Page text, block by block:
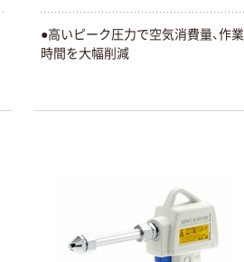
●高いピーク圧力で空気消費量、作業
時間を大幅削減
アスクル 検査用